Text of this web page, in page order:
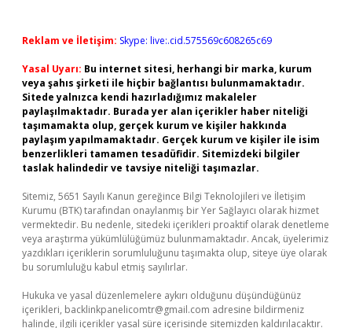
Reklam ve İletişim: Skype: live:.cid.575569c608265c69
Yasal Uyarı: Bu internet sitesi, herhangi bir marka, kurum
veya şahıs şirketi ile hiçbir bağlantısı bulunmamaktadır.
Sitede yalnızca kendi hazırladığımız makaleler
paylaşılmaktadır. Burada yer alan içerikler haber niteliği
taşımamakta olup, gerçek kurum ve kişiler hakkında
paylaşım yapılmamaktadır. Gerçek kurum ve kişiler ile isim
benzerlikleri tamamen tesadüfidir. Sitemizdeki bilgiler
taslak halindedir ve tavsiye niteliği taşımazlar.
Sitemiz, 5651 Sayılı Kanun gereğince Bilgi Teknolojileri ve İletişim
Kurumu (BTK) tarafından onaylanmış bir Yer Sağlayıcı olarak hizmet
vermektedir. Bu nedenle, sitedeki içerikleri proaktif olarak denetleme
veya araştırma yükümlülüğümüz bulunmamaktadır. Ancak, üyelerimiz
yazdıkları içeriklerin sorumluluğunu taşımakta olup, siteye üye olarak
bu sorumluluğu kabul etmiş sayılırlar.
Hukuka ve yasal düzenlemelere aykırı olduğunu düşündüğünüz
içerikleri, backlinkpanelicomtr@gmail.com adresine bildirmeniz
halinde, ilgili içerikler yasal süre içerisinde sitemizden kaldırılacaktır.